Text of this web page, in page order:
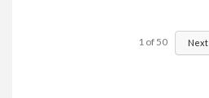
1 of50 Next